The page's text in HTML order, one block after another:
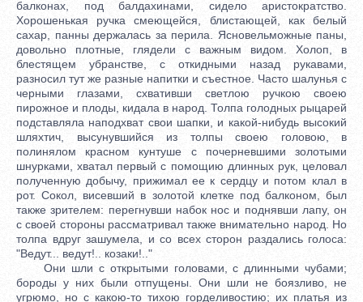
балконах, под балдахинами, сидело аристократство.
Хорошенькая ручка смеющейся, блистающей, как белый
сахар, панны держалась за перила. Ясновельможные паны,
довольно плотные, глядели с важным видом. Холоп, в
блестящем убранстве, с откидными назад рукавами,
разносил тут же разные напитки и съестное. Часто шалунья с
черными глазами, схвативши светлою ручкою своею
пирожное и плоды, кидала в народ. Толпа голодных рыцарей
подставляла наподхват свои шапки, и какой-нибудь высокий
шляхтич, высунувшийся из толпы своею головою, в
полинялом красном кунтуше с почерневшими золотыми
шнурками, хватал первый с помощию длинных рук, целовал
полученную добычу, прижимал ее к сердцу и потом клал в
рот. Сокол, висевший в золотой клетке под балконом, был
также зрителем: перегнувши набок нос и поднявши лапу, он
с своей стороны рассматривал также внимательно народ. Но
толпа вдруг зашумела, и со всех сторон раздались голоса:
"Ведут... ведут!.. козаки!.."
Они шли с открытыми головами, с длинными чубами;
бороды у них были отпущены. Они шли не боязливо, не
угрюмо, но с какою-то тихою горделивостию; их платья из